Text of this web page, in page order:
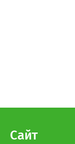
Сайт